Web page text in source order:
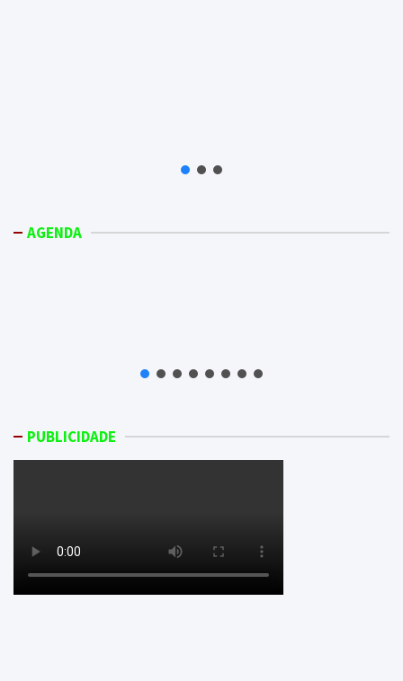
AGENDA
PUBLICIDADE